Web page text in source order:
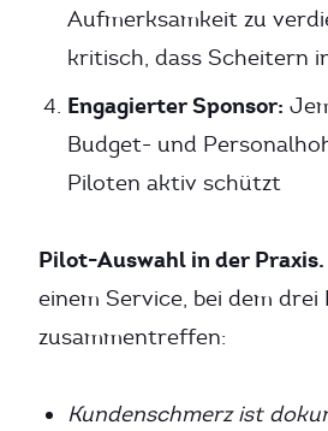
Aufmerksamkeit zu
kritisch, dass Scheitern
Engagierter Sponsor:
Budget- und
Piloten aktiv schützt
Pilot-Auswahl in der Praxis.
einem Service, bei dem drei
zusammentreffen:
Kundenschmerz ist